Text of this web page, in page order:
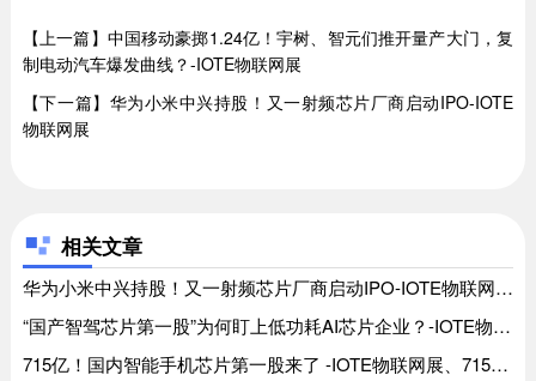
【上一篇】中国移动豪掷1.24亿！宇树、智元们推开量产大门，复
制电动汽车爆发曲线？-IOTE物联网展
【下一篇】华为小米中兴持股！又一射频芯片厂商启动IPO-IOTE
物联网展
相关文章
华为小米中兴持股！又一射频芯片厂商启动IPO-IOTE物联网展、华为小米中兴持股！又一射频芯片厂商启动IPO-IOTE物联网展
“国产智驾芯片第一股”为何盯上低功耗AI芯片企业？-IOTE物联网展、“国产智驾芯片第一股”为何盯上低功耗AI芯片企业？-IOTE物联网展
715亿！国内智能手机芯片第一股来了 -IOTE物联网展、715亿！国内智能手机芯片第一股来了 -IOTE物联网展